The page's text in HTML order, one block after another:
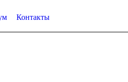
Контакты